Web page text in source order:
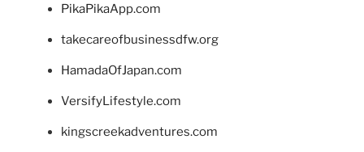
PikaPikaApp.com
takecareofbusinessdfw.org
HamadaOfJapan.com
VersifyLifestyle.com
kingscreekadventures.com